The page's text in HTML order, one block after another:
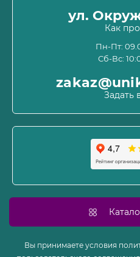
Информация о доставке
Пользовательское
Политика
Связаться с нами
Карта сайта
Производители
ул.
Как
Пн-Пт:
Сб-Вс:
Задать
Вы принимаете условия